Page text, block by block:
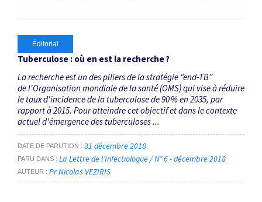
Éditorial
Tuberculose : où en est la recherche ?
La recherche est un des piliers de la stratégie “end-TB”
de l'Organisation mondiale de la santé (OMS) qui vise à réduire
le taux d'incidence de la tuberculose de 90 % en 2035, par
rapport à 2015. Pour atteindre cet objectif et dans le contexte
actuel d'émergence des tuberculoses ...
DATE DE PARUTION 31 décembre 2018
PARU DANS La Lettre de l’Infectiologue / N° 6 - décembre 2018
AUTEUR Pr Nicolas VEZIRIS